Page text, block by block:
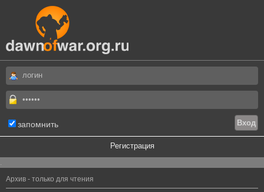
запомнить
Регистрация
.
Архив - только для чтения